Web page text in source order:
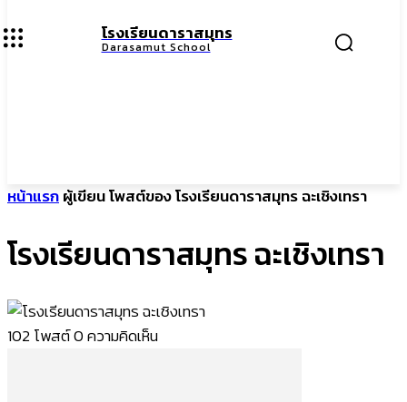
โรงเรียนดาราสมุทร
Darasamut School
หน้าแรกผู้เขียนโพสต์ของ โรงเรียนดาราสมุทร ฉะเชิงเทรา
โรงเรียนดาราสมุทร ฉะเชิงเทรา
102 โพสต์0 ความคิดเห็น